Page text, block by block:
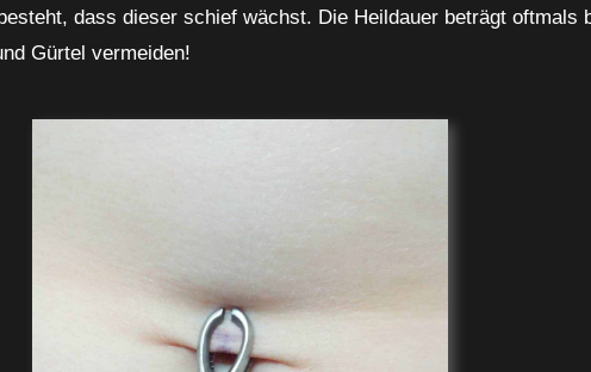
dass dieser schief wächst. Die Heildauer beträgt oftmals
Gürtel vermeiden!